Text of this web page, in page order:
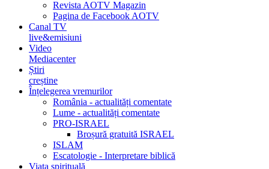
Revista AOTV Magazin
Pagina de Facebook AOTV
Canal TV
live&emisiuni
Video
Mediacenter
Știri
creștine
Înțelegerea vremurilor
România - actualități comentate
Lume - actualități comentate
PRO-ISRAEL
Broșură gratuită ISRAEL
ISLAM
Escatologie - Interpretare biblică
Viața spirituală